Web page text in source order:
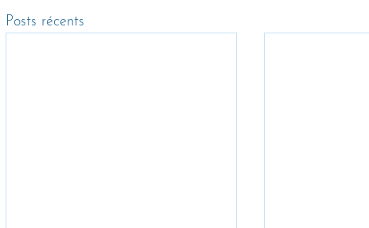
Posts récents